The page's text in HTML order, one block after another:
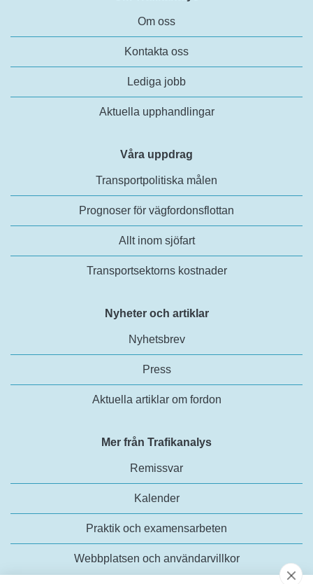
Om oss
Kontakta oss
Lediga jobb
Aktuella upphandlingar
Våra uppdrag
Transportpolitiska målen
Prognoser för vägfordonsflottan
Allt inom sjöfart
Transportsektorns kostnader
Nyheter och artiklar
Nyhetsbrev
Press
Aktuella artiklar om fordon
Mer från Trafikanalys
Remissvar
Kalender
Praktik och examensarbeten
Webbplatsen och användarvillkor